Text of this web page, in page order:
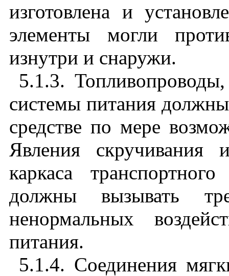
изготовлена и
элементы могли
изнутри и снаружи.
5.1.3.
системы питания
средстве по мере
Явления скручивания
каркаса
должны вызывать
ненормальных
питания.
5.1.4. Соединения